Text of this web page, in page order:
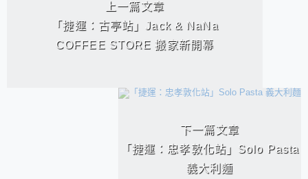
上一篇文章
「捷運：古亭站」Jack & NaNa
COFFEE STORE 搬家新開幕
下一篇文章
「捷運：忠孝敦化站」Solo Pasta
義大利麵